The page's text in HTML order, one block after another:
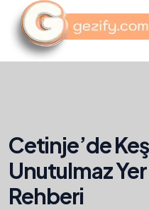
Cetinje’de
Unutulmaz
Rehberi